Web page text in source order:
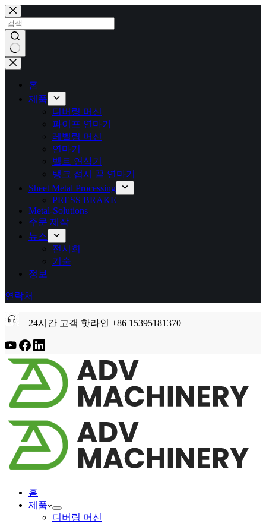
본
문
으
로
건
너
결
홈
제품
디버링 머신
파이프 연마기
레벨링 머신
연마기
벨트 연삭기
탱크 접시 끝 연마기
Sheet Metal Processing
PRESS BRAKE
Metal-Solutions
주문 제작
뉴스
전시회
기술
정보
연락처
24시간 고객 핫라인 +86 15395181370
홈
제품
디버링 머신